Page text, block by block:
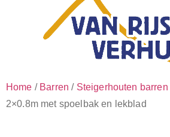
Home / Barren / Steigerhouten barren
2×0.8m met spoelbak en lekblad